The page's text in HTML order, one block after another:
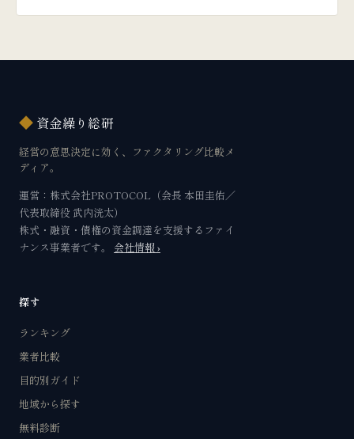
◆ 資金繰り総研
経営の意思決定に効く、ファクタリング比較メ
ディア。
運営：株式会社PROTOCOL（会長 本田圭佑／
代表取締役 武内洸太）
株式・融資・債権の資金調達を支援するファイ
ナンス事業者です。 会社情報 ›
探す
ランキング
業者比較
目的別ガイド
地域から探す
無料診断